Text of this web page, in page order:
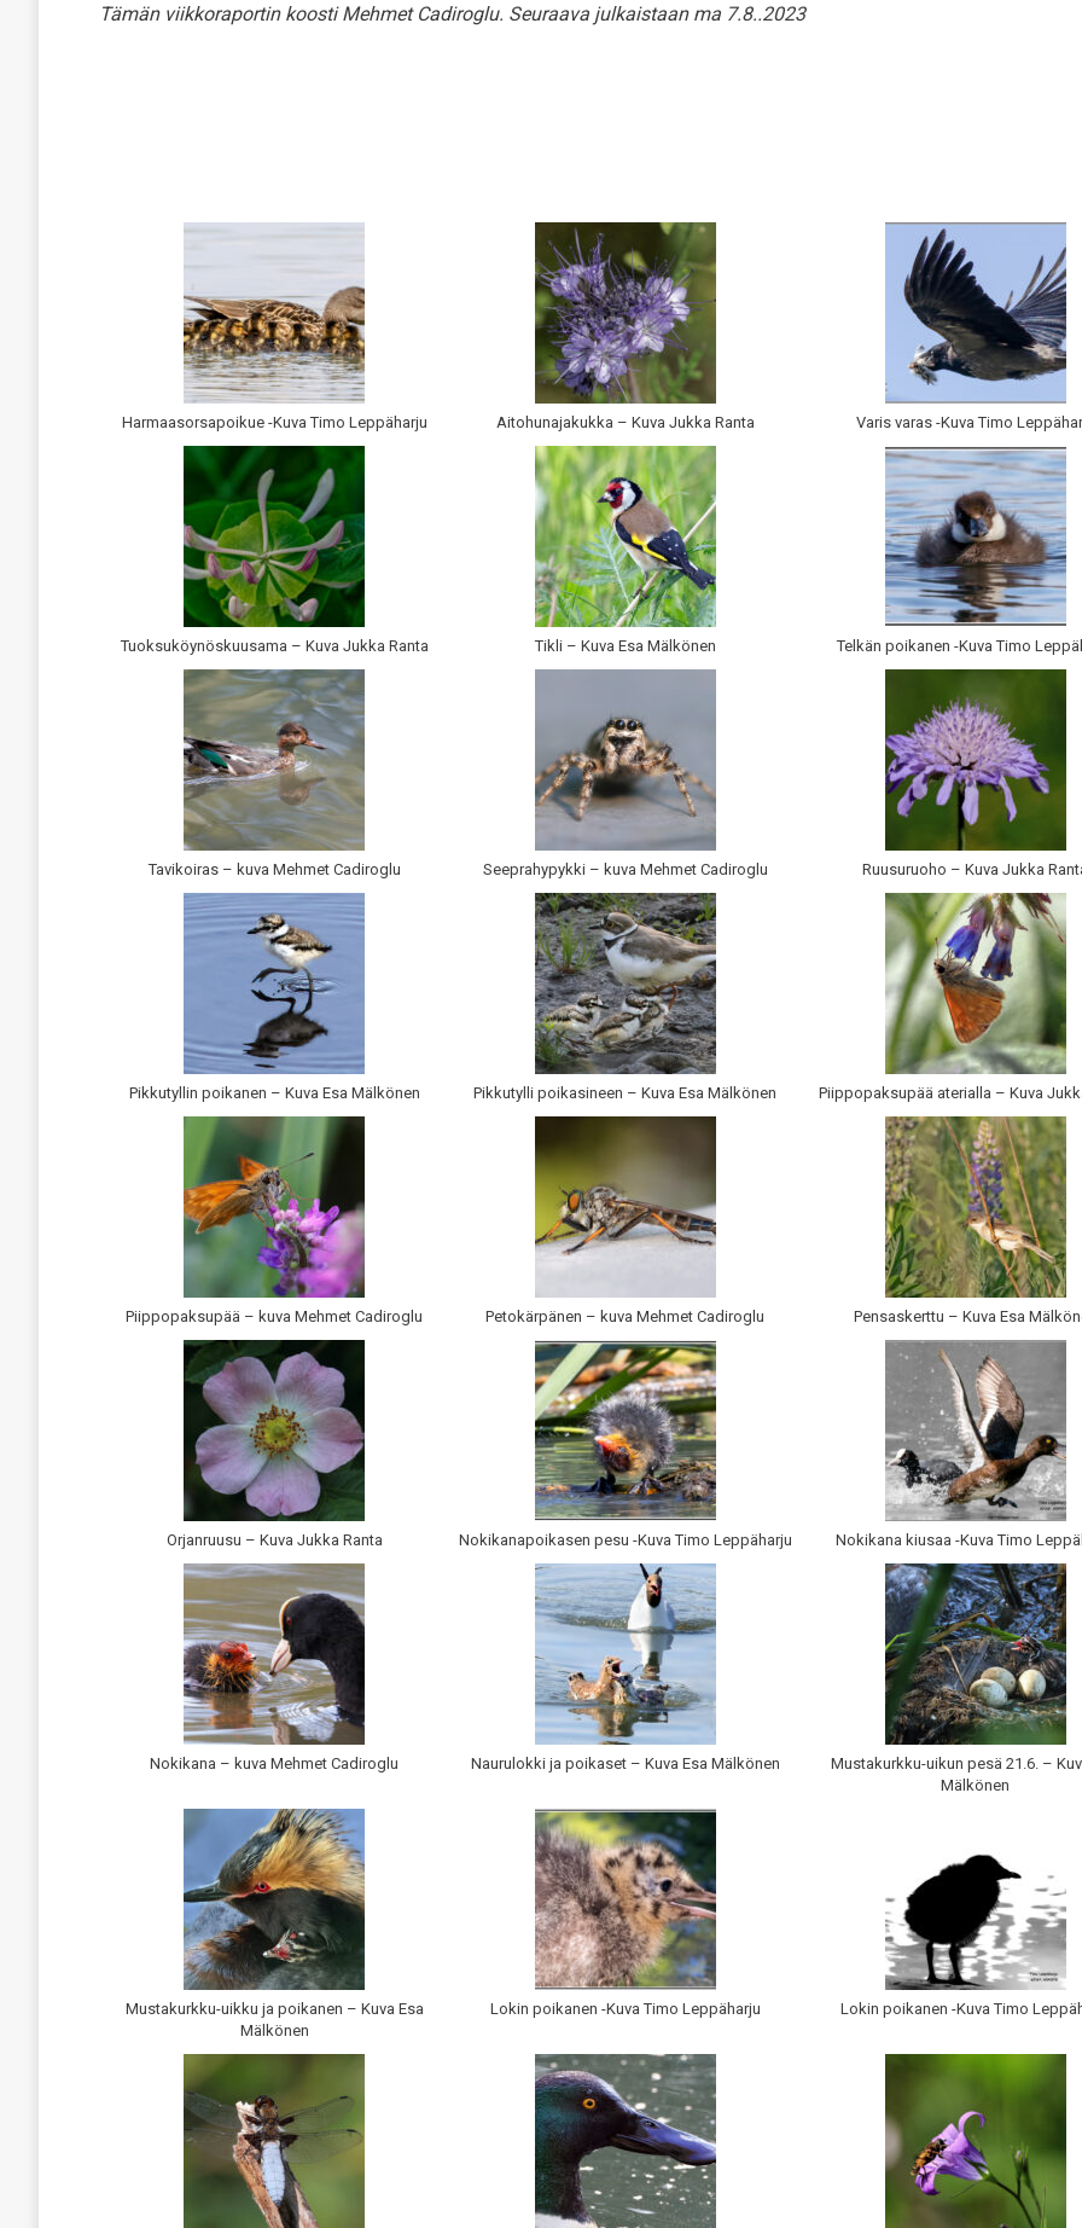
Tämän viikkoraportin koosti Mehmet Cadiroglu. Seuraava julkaistaan ma 7.8..2023
Harmaasorsapoikue -Kuva Timo Leppäharju Aitohunajakukka – Kuva Jukka Ranta Varis varas -Kuva Timo
Tuoksuköynöskuusama – Kuva Jukka Ranta Tikli – Kuva Esa Mälkönen Telkän poikanen -Kuva Timo
Tavikoiras – kuva Mehmet Cadiroglu Seeprahypykki – kuva Mehmet Cadiroglu Ruusuruoho – Kuva Jukka
Pikkutyllin poikanen – Kuva Esa Mälkönen Pikkutylli poikasineen – Kuva Esa Mälkönen Piippopaksupää aterialla – Kuva
Piippopaksupää – kuva Mehmet Cadiroglu Petokärpänen – kuva Mehmet Cadiroglu Pensaskerttu – Kuva Esa
Orjanruusu – Kuva Jukka Ranta Nokikanapoikasen pesu -Kuva Timo Leppäharju Nokikana kiusaa -Kuva Timo
Nokikana – kuva Mehmet Cadiroglu Naurulokki ja poikaset – Kuva Esa Mälkönen
Mustakurkku-uikun pesä 21.6. –
Mälkönen
Mustakurkku-uikku ja poikanen – Kuva Esa
Mälkönen
Lokin poikanen -Kuva Timo Leppäharju Lokin poikanen -Kuva Timo